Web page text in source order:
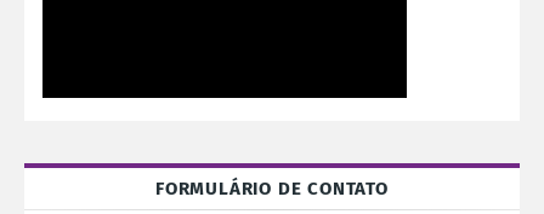
FORMULÁRIO DE CONTATO